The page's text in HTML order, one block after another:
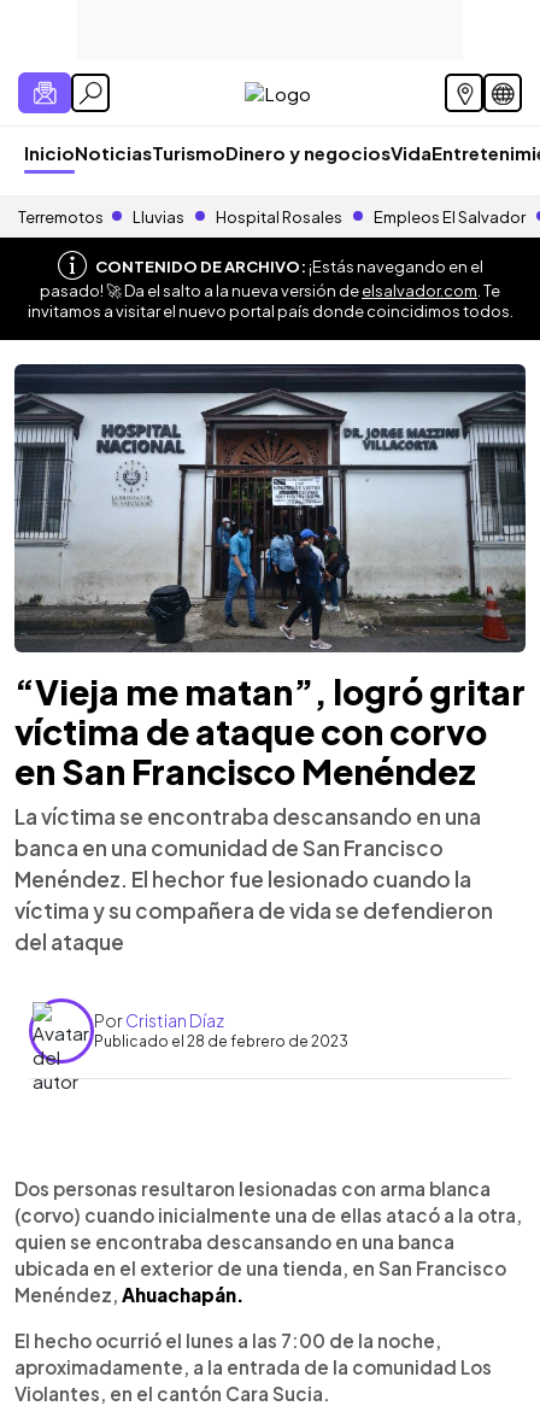
InicioNoticiasTurismoDinero y negociosVida
Terremotos Lluvias Hospital Rosales Empleos El Salvador
CONTENIDO DE ARCHIVO:¡Estás navegando en el
pasado! 🚀 Da el salto a la nueva versión deelsalvador.com . Te
invitamos a visitar el nuevo portal país donde coincidimos todos.
“Vieja me matan”, logró gritar
víctima de ataque con corvo
en San Francisco Menéndez
La víctima se encontraba descansando en una
banca en una comunidad de San Francisco
Menéndez. El hechor fue lesionado cuando la
víctima y su compañera de vida se defendieron
del ataque
PorCristian Díaz
Publicado el 28 de febrero de 2023
Escuchar artículo
Dos personas resultaron lesionadas con arma blanca
(corvo) cuando inicialmente una de ellas atacó a la otra,
quien se encontraba descansando en una banca
ubicada en el exterior de una tienda, en San Francisco
Menéndez, Ahuachapán.
El hecho ocurrió el lunes a las 7:00 de la noche,
aproximadamente, a la entrada de la comunidad Los
Violantes, en el cantón Cara Sucia.